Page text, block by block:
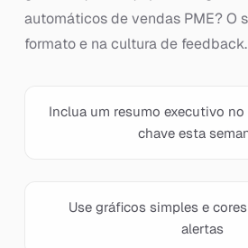
automáticos de vendas PME? O
formato e na cultura de feedback.
Inclua um resumo executivo
chave esta
Use gráficos simples e
alertas